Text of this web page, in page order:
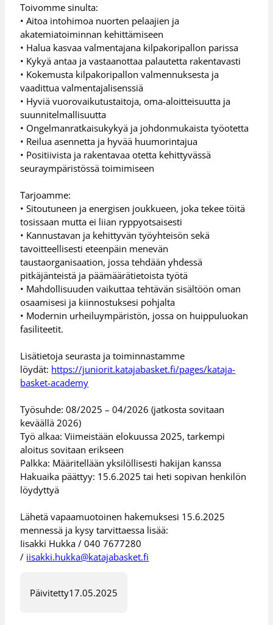
Toivomme sinulta:
• Aitoa intohimoa nuorten pelaajien ja
akatemiatoiminnan kehittämiseen
• Halua kasvaa valmentajana kilpakoripallon parissa
• Kykyä antaa ja vastaanottaa palautetta rakentavasti
• Kokemusta kilpakoripallon valmennuksesta ja
vaadittua valmentajalisenssiä
• Hyviä vuorovaikutustaitoja, oma-aloitteisuutta ja
suunnitelmallisuutta
• Ongelmanratkaisukykyä ja johdonmukaista työotetta
• Reilua asennetta ja hyvää huumorintajua
• Positiivista ja rakentavaa otetta kehittyvässä
seuraympäristössä toimimiseen
Tarjoamme:
• Sitoutuneen ja energisen joukkueen, joka tekee töitä
tosissaan mutta ei liian ryppyotsaisesti
• Kannustavan ja kehittyvän työyhteisön sekä
tavoitteellisesti eteenpäin menevän
taustaorganisaation, jossa tehdään yhdessä
pitkäjänteistä ja päämäärätietoista työtä
• Mahdollisuuden vaikuttaa tehtävän sisältöön oman
osaamisesi ja kiinnostuksesi pohjalta
• Modernin urheiluympäristön, jossa on huippuluokan
fasiliteetit.
Lisätietoja seurasta ja toiminnastamme
löydät: https://juniorit.katajabasket.fi/pages/kataja-
basket-academy
Työsuhde: 08/2025 – 04/2026 (jatkosta sovitaan
keväällä 2026)
Työ alkaa: Viimeistään elokuussa 2025, tarkempi
aloitus sovitaan erikseen
Palkka: Määritellään yksilöllisesti hakijan kanssa
Hakuaika päättyy: 15.6.2025 tai heti sopivan henkilön
löydyttyä
Lähetä vapaamuotoinen hakemuksesi 15.6.2025
mennessä ja kysy tarvittaessa lisää:
Iisakki Hukka / 040 7677280
/ iisakki.hukka@katajabasket.fi
Päivitetty17.05.2025